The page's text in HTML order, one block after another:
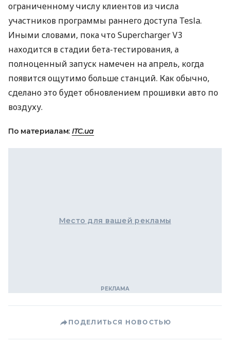
ограниченному числу клиентов из числа
участников программы раннего доступа Tesla.
Иными словами, пока что Supercharger V3
находится в стадии бета-тестирования, а
полноценный запуск намечен на апрель, когда
появится ощутимо больше станций. Как обычно,
сделано это будет обновлением прошивки авто по
воздуху.
По материалам: ITC.ua
Место для вашей рекламы
ПОДЕЛИТЬСЯ НОВОСТЬЮ